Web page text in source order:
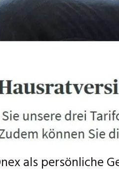
als persönliche